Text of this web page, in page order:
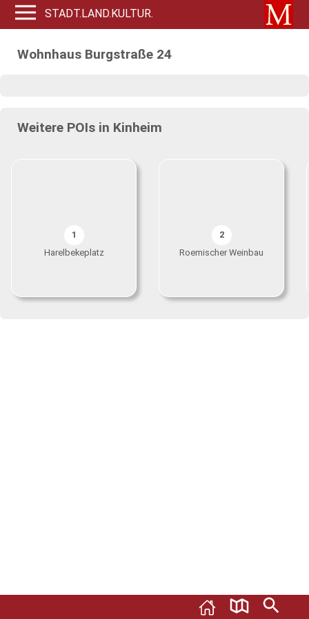
STADT.LAND.KULTUR.
Wohnhaus Burgstraße 24
Weitere POIs in Kinheim
1
Harelbekeplatz
2
Roemischer Weinbau